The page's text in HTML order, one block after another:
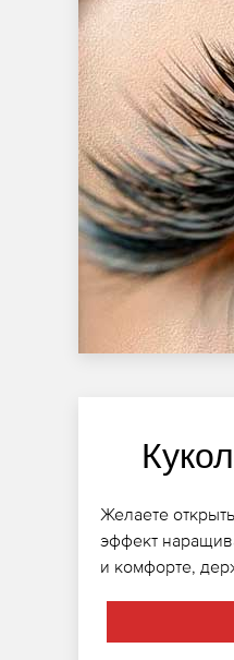
Желаете
эффект
и комфорте,